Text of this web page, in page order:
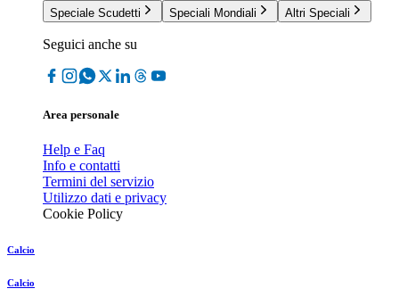
Speciale Scudetti
Speciali Mondiali Altri Speciali
Seguici anche su
Area personale
Help e Faq
Info e contatti
Termini del servizio
Utilizzo dati e privacy
Cookie Policy
Calcio
Calcio